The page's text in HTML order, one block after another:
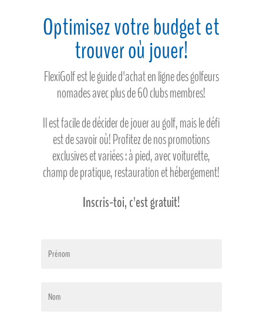
Optimisez votre budget et
trouver où jouer!
FlexiGolf est le guide d'achat en ligne des golfeurs
nomades avec plus de 60 clubs membres!
Il est facile de décider de jouer au golf, mais le défi
est de savoir où! Profitez de nos promotions
exclusives et variées : à pied, avec voiturette,
champ de pratique, restauration et hébergement!
Inscris-toi, c'est gratuit!